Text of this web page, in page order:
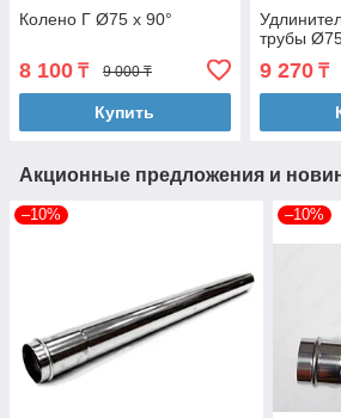
Колено Г Ø75 х 90°
8 100 ₸ 9 000 ₸
Купить
трубы
9 270₸
Акционные предложения и
–10% –10%